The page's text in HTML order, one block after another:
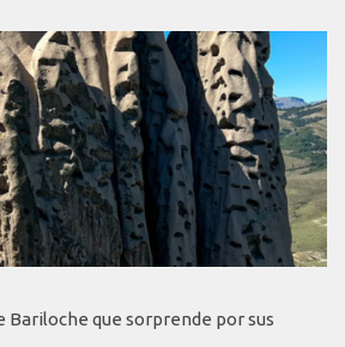
Bariloche que sorprende por sus